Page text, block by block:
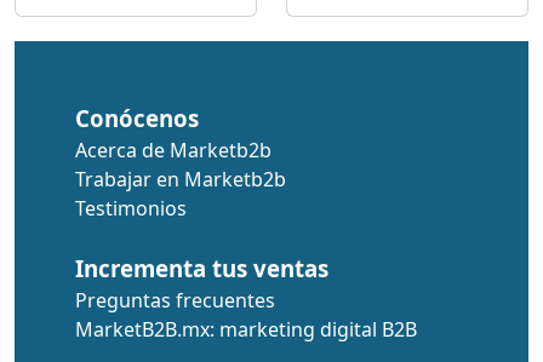
Conócenos
Acerca de Marketb2b
Trabajar en Marketb2b
Testimonios
Incrementa tus ventas
Preguntas frecuentes
MarketB2B.mx: marketing digital B2B